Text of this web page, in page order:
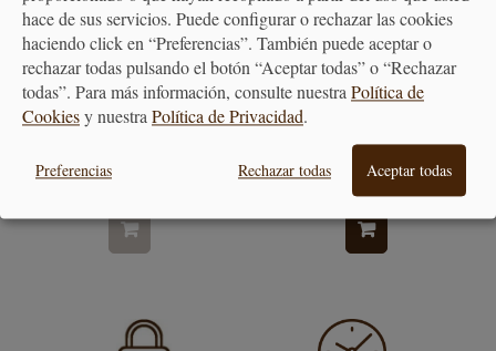
Juego de 2 Moldes de Tarta
Antiadherentes...
34,90 €
Molde Bizcocho y Tarta
24,50 €
hace de sus servicios. Puede configurar o rechazar las cookies
haciendo click en “Preferencias”. También puede aceptar o
rechazar todas pulsando el botón “Aceptar todas” o “Rechazar
todas”. Para más información, consulte nuestra Política de
Cookiesy nuestra Política de Privacidad.
Preferencias Rechazar todas Aceptar todas